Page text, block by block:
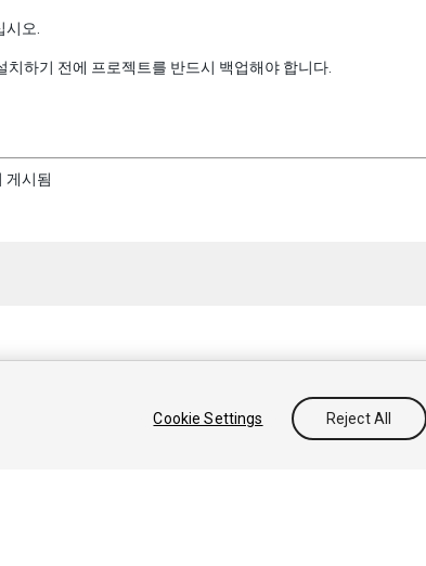
오.
하기 전에 프로젝트를 반드시 백업해야 합니다.
게시됨
개인정보처리방침 쿠키
내 개인정보 판
Cookie Settings Reject All